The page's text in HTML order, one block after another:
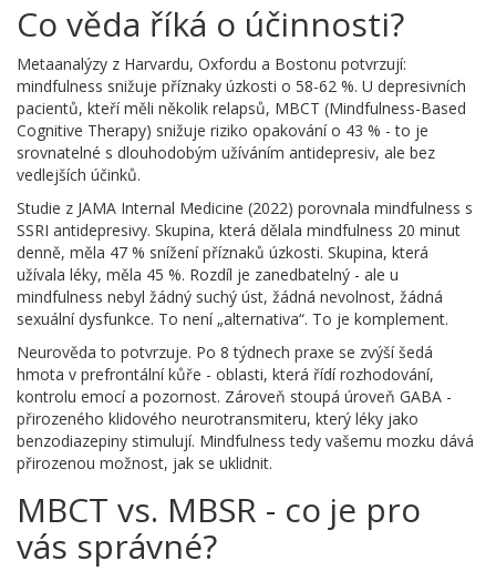
Co věda říká o účinnosti?
Metaanalýzy z Harvardu, Oxfordu a Bostonu potvrzují:
mindfulness snižuje příznaky úzkosti o 58-62 %. U depresivních
pacientů, kteří měli několik relapsů, MBCT (Mindfulness-Based
Cognitive Therapy) snižuje riziko opakování o 43 % - to je
srovnatelné s dlouhodobým užíváním antidepresiv, ale bez
vedlejších účinků.
Studie z JAMA Internal Medicine (2022) porovnala mindfulness s
SSRI antidepresivy. Skupina, která dělala mindfulness 20 minut
denně, měla 47 % snížení příznaků úzkosti. Skupina, která
užívala léky, měla 45 %. Rozdíl je zanedbatelný - ale u
mindfulness nebyl žádný suchý úst, žádná nevolnost, žádná
sexuální dysfunkce. To není „alternativa“. To je komplement.
Neurověda to potvrzuje. Po 8 týdnech praxe se zvýší šedá
hmota v prefrontální kůře - oblasti, která řídí rozhodování,
kontrolu emocí a pozornost. Zároveň stoupá úroveň GABA -
přirozeného klidového neurotransmiteru, který léky jako
benzodiazepiny stimulují. Mindfulness tedy vašemu mozku dává
přirozenou možnost, jak se uklidnit.
MBCT vs. MBSR - co je pro
vás správné?